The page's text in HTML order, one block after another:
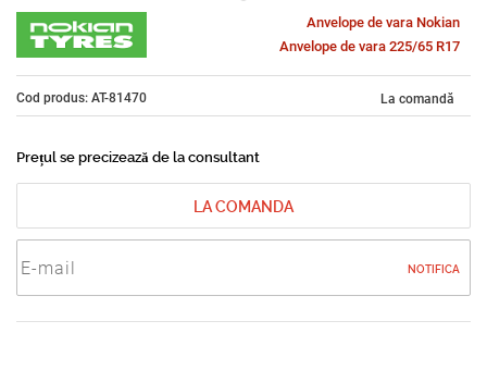
Anvelope de vara Nokian
Anvelope de vara 225/65 R17
Cod produs: AT-81470 La comandă
Prețul se precizează de la consultant
LA COMANDA
NOTIFICA